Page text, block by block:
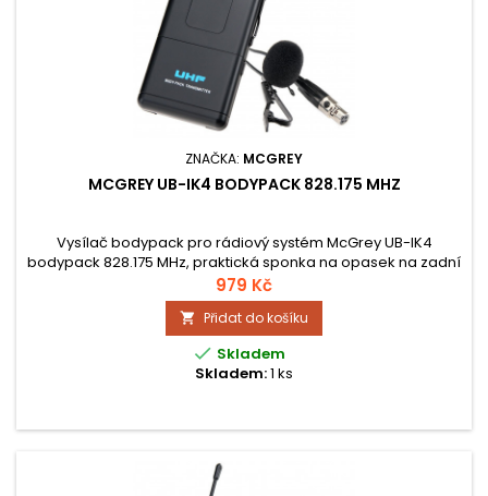
ZNAČKA: MCGREY
MCGREY UB-IK4 BODYPACK 828.175 MHZ
Vysílač bodypack pro rádiový systém McGrey UB-IK4
bodypack 828.175 MHz, praktická sponka na opasek na zadní
straně pro připevnění, uživatelsky přívětivý provoz, zahrnuje i
klopový mikrofon optimalizovaný pro mluvené slovo i zpěv.
979 Kč
 Přidat do košíku
 Skladem
Skladem:1 ks